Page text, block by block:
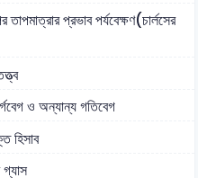
প্রভাব পর্যবেক্ষণ(চার্লসের
ও অন্যান্য গতিবেগ
হিসাব